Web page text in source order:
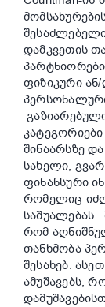
დამკვეთის
ფიზიკური
შინაარსზე
სახელი,
ფინანსური
რომელიც
საშუალებას.
რომ
თანხმობა
შესახებ.
ამუშავებს,